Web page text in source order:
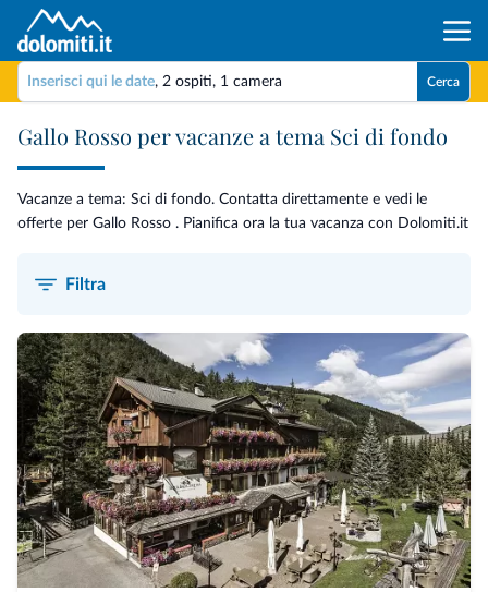
Inserisci qui le date, 2 ospiti, 1 camera Cerca
Gallo Rosso per vacanze a tema Sci di fondo
Vacanze a tema: Sci di fondo. Contatta direttamente e vedi le
offerte per Gallo Rosso . Pianifica ora la tua vacanza con Dolomiti.it
Filtra